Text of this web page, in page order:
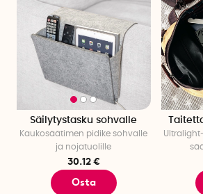
Säilytystasku sohvalle
Kaukosäätimen pidike sohvalle
ja nojatuolille
30.12 €
Osta